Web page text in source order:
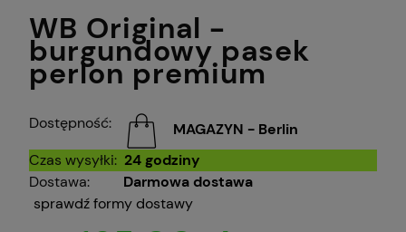
WB Original -
burgundowy pasek
perlon premium
Dostępność:
MAGAZYN - Berlin
Czas wysyłki: 24 godziny
Dostawa:
Darmowa dostawa
sprawdź formy dostawy